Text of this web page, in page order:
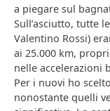
a piegare sul
Sull’asciutto, tutte
Valentino Rossi)
ai 25.000 km,
nelle accelerazioni
Per i nuovi ho
nonostante quelli